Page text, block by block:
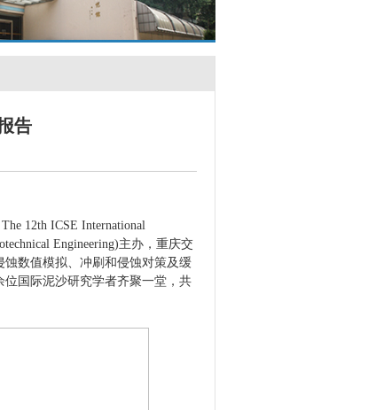
告
The 12th ICSE International
Engineering)主办，重庆交
数值模拟、冲刷和侵蚀对策及缓
位 国际泥沙研究学者齐聚一堂，共